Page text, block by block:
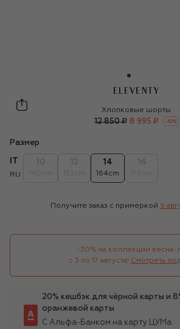
ELEVENTY
Eleventy
Хлопковые шорты
12 850 ₽ 8 995 ₽ -30%
Размер
RU
14
164cm
Получите заказ с примеркой 9
-30% на коллекции весна-
с 3 по 17 августа! Смотреть
20% кешбэк для чёрной карты и
оранжевой карты
С Альфа-Банком на карту ЦУМа